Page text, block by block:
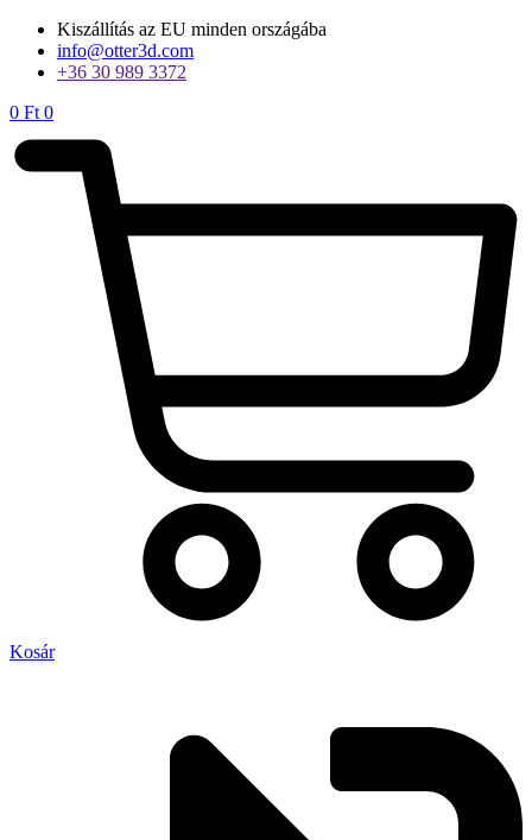
Ugrás
tartalomhoz
Kiszállítás az EU minden országába
info@otter3d.com
+36 30 989 3372
0 Ft 0
Kosár